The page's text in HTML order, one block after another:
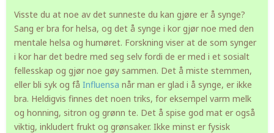
Visste du at noe av det sunneste du kan gjøre er å synge?
Sang er bra for helsa, og det å synge i kor gjør noe med den
mentale helsa og humøret. Forskning viser at de som synger
i kor har det bedre med seg selv fordi de er med i et sosialt
fellesskap og gjør noe gøy sammen. Det å miste stemmen,
eller bli syk og få Influensa når man er glad i å synge, er ikke
bra. Heldigvis finnes det noen triks, for eksempel varm melk
og honning, sitron og grønn te. Det å spise god mat er også
viktig, inkludert frukt og grønsaker. Ikke minst er fysisk